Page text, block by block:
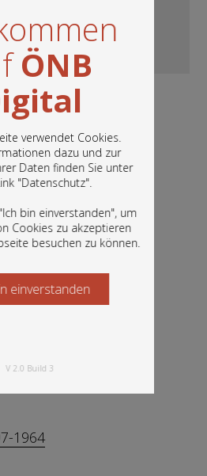
ÖNB
verwendet Cookies.
dazu und zur
Daten finden Sie unter
"Datenschutz".
bin einverstanden", um
Cookies zu akzeptieren
besuchen zu können.
finden Sie die digitalen
der Österreichischen
Bücher, Fotografien,
und vieles mehr.
einverstanden
Sie jetzt
V 2.0 Build 3
1964